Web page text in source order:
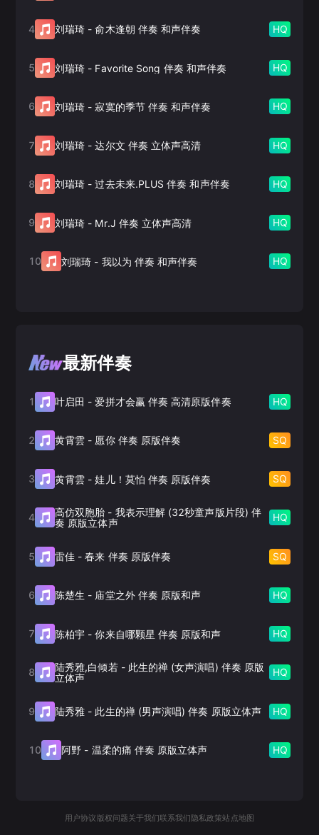
4 刘瑞琦 -俞木逢朝 伴奏 和声伴奏 HQ
5 刘瑞琦 - Favorite Song 伴奏 和声伴奏 HQ
6 刘瑞琦 - 寂寞的季节 伴奏 和声伴奏 HQ
7 刘瑞琦 -达尔文 伴奏 立体声高清 HQ
8 刘瑞琦 -过去未来.PLUS 伴奏 和声伴奏 HQ
9 刘瑞琦 - Mr.J 伴奏 立体声高清 HQ
10 刘瑞琦 - 我以为 伴奏 和声伴奏 HQ
最新伴奏
1 叶启田 -爱拼才会赢 伴奏 高清原版伴奏 HQ
2 黄霄雲 - 愿你 伴奏 原版伴奏 SQ
3 黄霄雲 -娃儿！莫怕 伴奏 原版伴奏 SQ
4 高仿双胞胎 - 我表示理解 (32秒童声版片段) 伴
奏 原版立体声
HQ
5 雷佳 -春来 伴奏 原版伴奏 SQ
6 陈楚生 - 庙堂之外 伴奏 原版和声 HQ
7 陈柏宇 -你来自哪颗星 伴奏 原版和声 HQ
8 陆秀雅,白倾若- 此生的禅 (女声演唱) 伴奏 原版
立体声
HQ
9 陆秀雅 - 此生的禅 (男声演唱) 伴奏 原版立体声 HQ
10 阿野 - 温柔的痛 伴奏 原版立体声 HQ
用户协议 版权问题关于我们联系我们 隐私政策站点地图